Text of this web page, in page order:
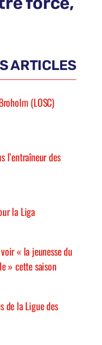
ARTICLES
(LOSC)
l’entraîneur des
la Liga
« la jeunesse du
» cette saison
de la Ligue des